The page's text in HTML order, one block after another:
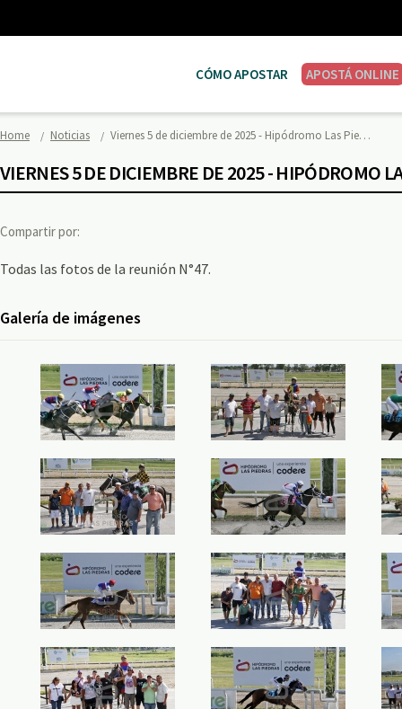
CÓMO APOSTAR APOSTÁ ONLINE
Home Noticias Viernes 5 de diciembre de 2025 - Hipódromo Las Pie…
VIERNES 5 DE DICIEMBRE DE 2025 - HIPÓDROMO
Compartir por:
Todas las fotos de la reunión N°47.
Galería de imágenes